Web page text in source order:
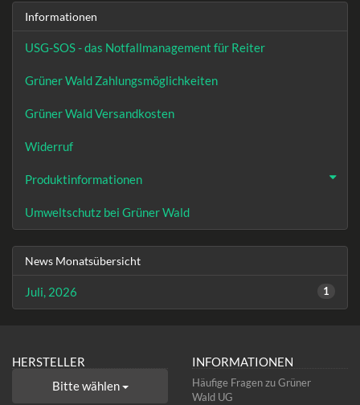
Informationen
USG-SOS - das Notfallmanagement für Reiter
Grüner Wald Zahlungsmöglichkeiten
Grüner Wald Versandkosten
Widerruf
Produktinformationen
Umweltschutz bei Grüner Wald
News Monatsübersicht
Juli, 2026 1
HERSTELLER
Bitte wählen
INFORMATIONEN
Häufige Fragen zu Grüner
Wald UG